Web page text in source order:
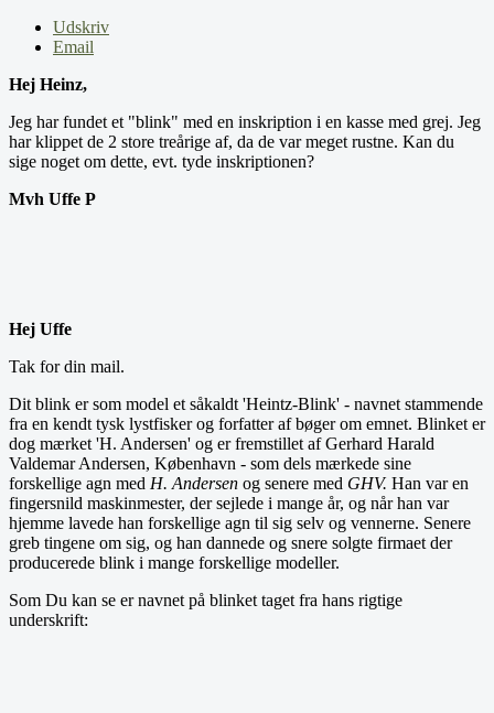
Udskriv
Email
Hej Heinz,
Jeg har fundet et "blink" med en inskription i en kasse med grej. Jeg
har klippet de 2 store treårige af, da de var meget rustne. Kan du
sige noget om dette, evt. tyde inskriptionen?
Mvh Uffe P
Hej Uffe
Tak for din mail.
Dit blink er som model et såkaldt 'Heintz-Blink' - navnet stammende
fra en kendt tysk lystfisker og forfatter af bøger om emnet. Blinket er
dog mærket 'H. Andersen' og er fremstillet af Gerhard Harald
Valdemar Andersen, København - som dels mærkede sine
forskellige agn med H. Andersen og senere med GHV. Han var en
fingersnild maskinmester, der sejlede i mange år, og når han var
hjemme lavede han forskellige agn til sig selv og vennerne. Senere
greb tingene om sig, og han dannede og snere solgte firmaet der
producerede blink i mange forskellige modeller.
Som Du kan se er navnet på blinket taget fra hans rigtige
underskrift: